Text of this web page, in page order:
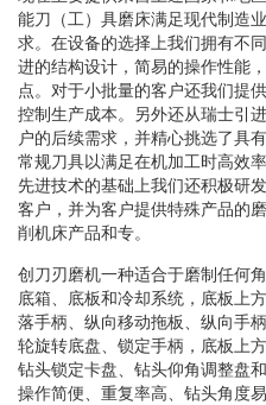
能刀（工）具磨床满足现代制造
求。在设备的选择上我们拥有不
进的结构设计，简易的操作性能
点。对于小批量的客户还我们提
控制生产成本。另外还从瑞士引
户的后续需求，并精心挑选了具
常规刀具以满足在机加工时高效
先进技术的基础上我们还积极研
客户，并为客户提供特殊产品的
削机床产品和专。
创刀刃磨机一种适合于磨制任何
底箱、底板和冷却系统，底板上
落手柄、纵向移动拖板、纵向手
轮旋转底盘、锁定手柄，底板上
钻头锁定卡盘、钻头仰角调整盘
操作简便、重复率高、钻头角度